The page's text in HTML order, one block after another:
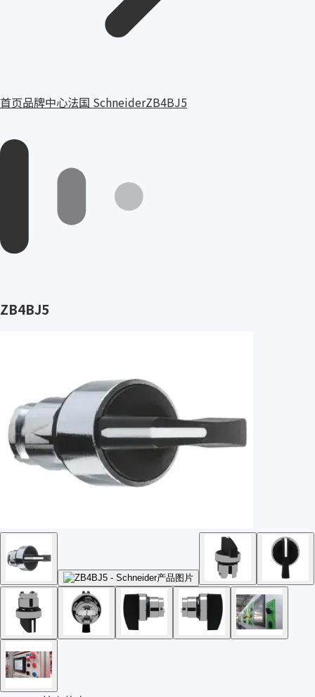
首页品牌中心法国 SchneiderZB4BJ5
ZB4BJ5